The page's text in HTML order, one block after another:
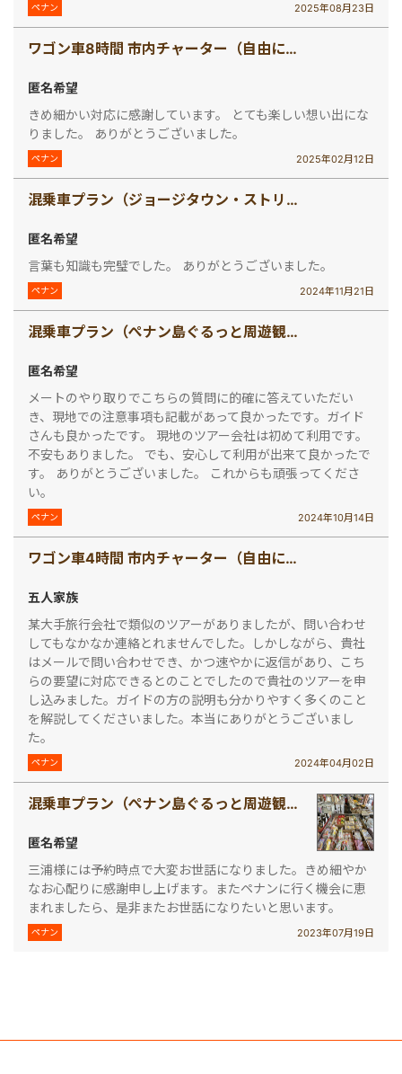
ペナン 2025年08月23日
ワゴン車8時間 市内チャーター（自由に観光、楽々チャータープラン！）
匿名希望
きめ細かい対応に感謝しています。 とても楽しい想い出にな
りました。 ありがとうございました。
ペナン 2025年02月12日
混乗車プラン（ジョージタウン・ストリートウォークと世界遺産を巡る＜午前発半日観光＞）
匿名希望
言葉も知識も完璧でした。 ありがとうございました。
ペナン 2024年11月21日
混乗車プラン（ぺナン島ぐるっと周遊観光・世界遺産ジョージタウン＆ペラナカンマンション＜午前発半日観光＞）
匿名希望
メートのやり取りでこちらの質問に的確に答えていただい
き、現地での注意事項も記載があって良かったです。ガイド
さんも良かったです。 現地のツアー会社は初めて利用です。
不安もありました。 でも、安心して利用が出来て良かったで
す。 ありがとうございました。 これからも頑張ってくださ
い。
ペナン 2024年10月14日
ワゴン車4時間 市内チャーター（自由に観光、楽々チャータープラン！）
五人家族
某大手旅行会社で類似のツアーがありましたが、問い合わせ
してもなかなか連絡とれませんでした。しかしながら、貴社
はメールで問い合わせでき、かつ速やかに返信があり、こち
らの要望に対応できるとのことでしたので貴社のツアーを申
し込みました。ガイドの方の説明も分かりやすく多くのこと
を解説してくださいました。本当にありがとうございまし
た。
ペナン 2024年04月02日
混乗車プラン（ぺナン島ぐるっと周遊観光・世界遺産ジョージタウン＆ペラナカンマンション＜午前発半日観光＞）
匿名希望
三浦様には予約時点で大変お世話になりました。きめ細やか
なお心配りに感謝申し上げます。またペナンに行く機会に恵
まれましたら、是非またお世話になりたいと思います。
ペナン 2023年07月19日